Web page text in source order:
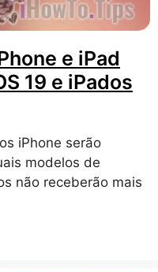
e iPad
19 e iPados
iPhone serão
modelos de
não receberão mais